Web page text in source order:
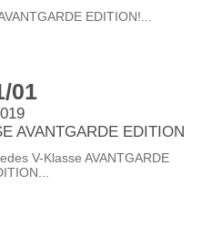
EDITION!...
01
AVANTGARDE EDITION
V-Klasse AVANTGARDE